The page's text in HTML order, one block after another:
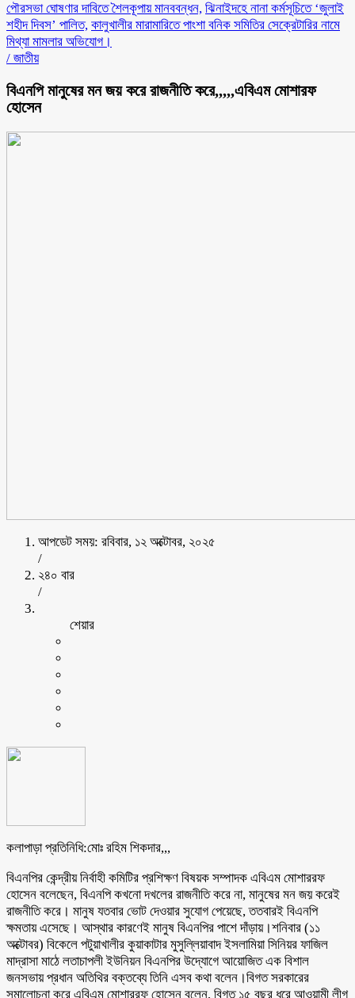
পৌরসভা ঘোষণার দাবিতে শৈলকূপায় মানববন্ধন, ঝিনাইদহে নানা কর্মসূচিতে ‘জুলাই
শহীদ দিবস’ পালিত, কালুখালীর মারামারিতে পাংশা বনিক সমিতির সেক্রেটারির নামে
মিথ্যা মামলার অভিযোগ।
/ জাতীয়
বিএনপি মানুষের মন জয় করে রাজনীতি করে,,,,,এবিএম মোশারফ
হোসেন
আপডেট সময়: রবিবার, ১২ অক্টোবর, ২০২৫
/
২৪০ বার
/
শেয়ার
কলাপাড়া প্রতিনিধি:মোঃ রহিম শিকদার,,,
বিএনপির কেন্দ্রীয় নির্বাহী কমিটির প্রশিক্ষণ বিষয়ক সম্পাদক এবিএম মোশাররফ
হোসেন বলেছেন, বিএনপি কখনো দখলের রাজনীতি করে না, মানুষের মন জয় করেই
রাজনীতি করে। মানুষ যতবার ভোট দেওয়ার সুযোগ পেয়েছে, ততবারই বিএনপি
ক্ষমতায় এসেছে। আস্থার কারণেই মানুষ বিএনপির পাশে দাঁড়ায়।শনিবার (১১
অক্টোবর) বিকেলে পটুয়াখালীর কুয়াকাটার মুসুল্লিয়াবাদ ইসলামিয়া সিনিয়র ফাজিল
মাদ্রাসা মাঠে লতাচাপলী ইউনিয়ন বিএনপির উদ্যোগে আয়োজিত এক বিশাল
জনসভায় প্রধান অতিথির বক্তব্যে তিনি এসব কথা বলেন।বিগত সরকারের
সমালোচনা করে এবিএম মোশাররফ হোসেন বলেন, বিগত ১৫ বছর ধরে আওয়ামী লীগ